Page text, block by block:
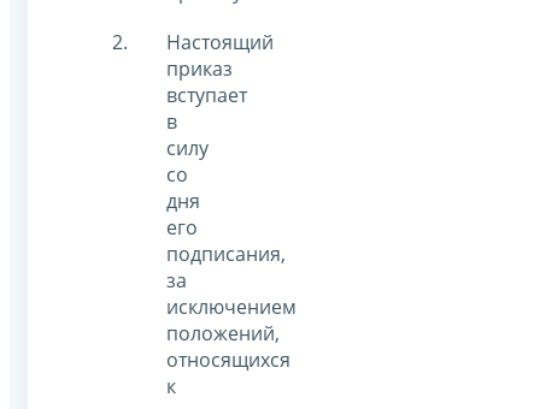
Настоящий
приказ
вступает
в
силу
со
дня
его
подписания,
за
исключением
положений,
относящихся
к